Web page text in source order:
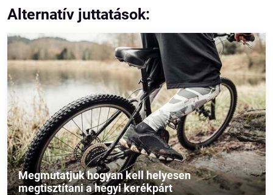
Alternatív juttatások:
Megmutatjuk hogyan kell helyesen
megtisztítani a hegyi kerékpárt